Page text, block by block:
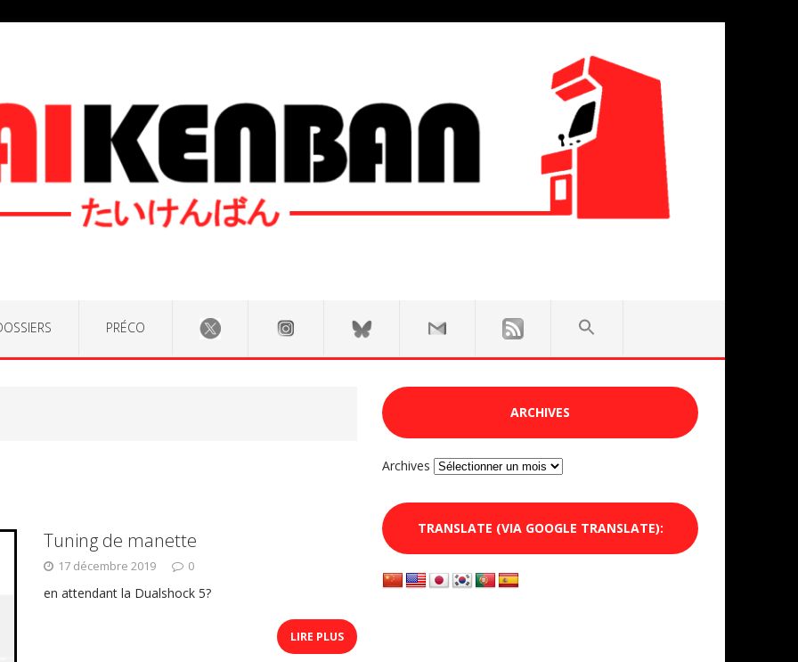
PRÉCO
Tuning de manette
17 décembre 2019 0
en attendant la Dualshock 5?
LIRE PLUS
ARCHIVES
Archives
TRANSLATE (VIA GOOGLE TRANSLATE):